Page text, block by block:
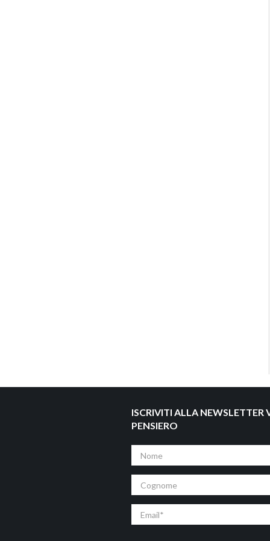
ISCRIVITI ALLA NEWSLETTER
PENSIERO